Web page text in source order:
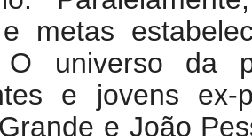
metas
O universo da
e jovens ex-
e João